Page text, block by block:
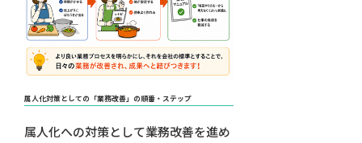
属人化対策としての「業務改善」の順番・ステップ
属人化への対策として業務改善を進め